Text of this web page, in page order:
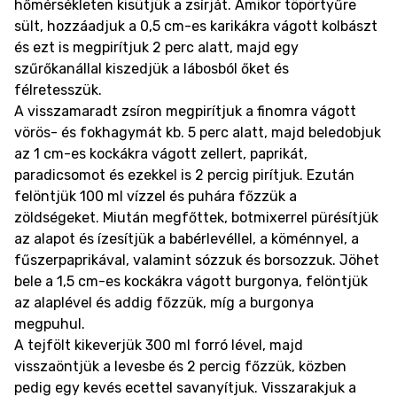
hőmérsékleten kisütjük a zsírját. Amikor töpörtyűre
sült, hozzáadjuk a 0,5 cm-es karikákra vágott kolbászt
és ezt is megpirítjuk 2 perc alatt, majd egy
szűrőkanállal kiszedjük a lábosból őket és
félretesszük.
A visszamaradt zsíron megpirítjuk a finomra vágott
vörös- és fokhagymát kb. 5 perc alatt, majd beledobjuk
az 1 cm-es kockákra vágott zellert, paprikát,
paradicsomot és ezekkel is 2 percig pirítjuk. Ezután
felöntjük 100 ml vízzel és puhára főzzük a
zöldségeket. Miután megfőttek, botmixerrel pürésítjük
az alapot és ízesítjük a babérlevéllel, a köménnyel, a
fűszerpaprikával, valamint sózzuk és borsozzuk. Jöhet
bele a 1,5 cm-es kockákra vágott burgonya, felöntjük
az alaplével és addig főzzük, míg a burgonya
megpuhul.
A tejfölt kikeverjük 300 ml forró lével, majd
visszaöntjük a levesbe és 2 percig főzzük, közben
pedig egy kevés ecettel savanyítjuk. Visszarakjuk a